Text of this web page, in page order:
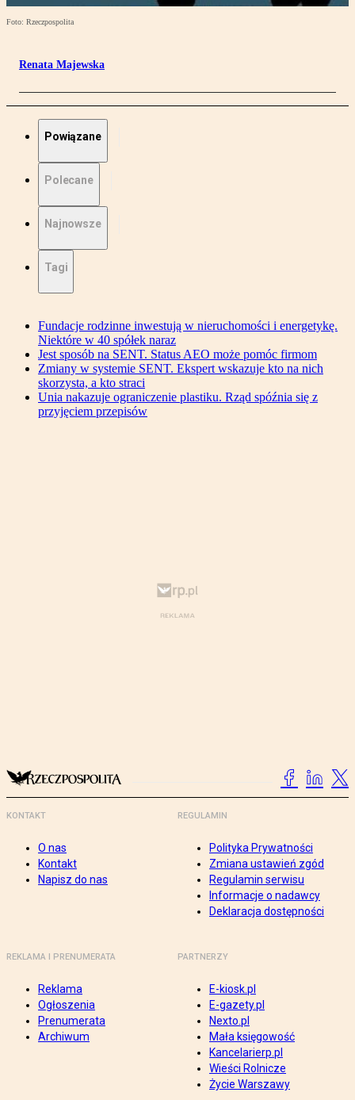
Foto: Rzeczpospolita
Renata Majewska
Powiązane
Polecane
Najnowsze
Tagi
Fundacje rodzinne inwestują w nieruchomości i energetykę.
Niektóre w 40 spółek naraz
Jest sposób na SENT. Status AEO może pomóc firmom
Zmiany w systemie SENT. Ekspert wskazuje kto na nich
skorzysta, a kto straci
Unia nakazuje ograniczenie plastiku. Rząd spóźnia się z
przyjęciem przepisów
KONTAKT
O nas
Kontakt
Napisz do nas
REGULAMIN
Polityka Prywatności
Zmiana ustawień zgód
Regulamin serwisu
Informacje o nadawcy
Deklaracja dostępności
REKLAMA I PRENUMERATA
Reklama
Ogłoszenia
Prenumerata
Archiwum
PARTNERZY
E-kiosk.pl
E-gazety.pl
Nexto.pl
Mała księgowość
Kancelarierp.pl
Wieści Rolnicze
Życie Warszawy